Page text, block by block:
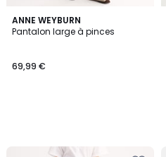
ANNE WEYBURN
Pantalon large à pinces
69,99 €